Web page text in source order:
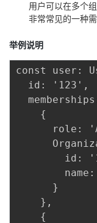
用户可以在多个
非常常见的一种需
举例说明
const user:
  id: '123',
    {
role:
id:
      }
    },
    {